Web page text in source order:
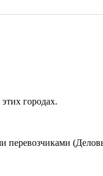
городах.
перевозчиками